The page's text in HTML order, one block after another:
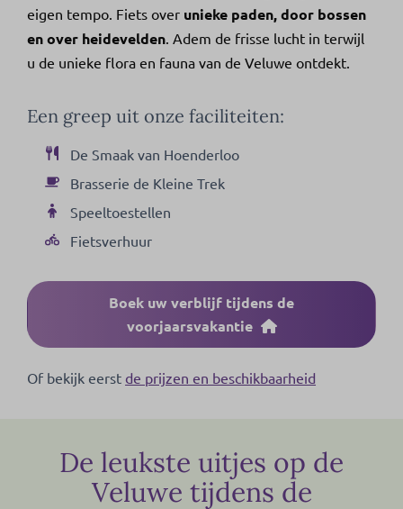
eigen tempo. Fiets over unieke paden, door bossen
en over heidevelden . Adem de frisse lucht in terwijl
u de unieke flora en fauna van de Veluwe ontdekt.
Een greep uit onze faciliteiten:
De Smaak van Hoenderloo
Brasserie de Kleine Trek
Speeltoestellen
Fietsverhuur
Boek uw verblijf tijdens de
voorjaarsvakantie
Of bekijk eerst de prijzen en beschikbaarheid
De leukste uitjes op de
Veluwe tijdens de